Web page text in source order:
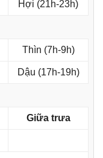
Hợi (21h-23h)
Thìn (7h-9h)
Dậu (17h-19h)
Giữa trưa